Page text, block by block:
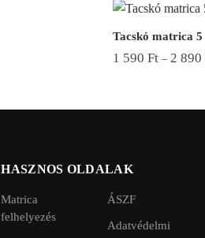
Tacskó matrica 5
1 590 Ft– 2 890
a
variációja
A
változatok
HASZNOS OLDALAK
Matrica
felhelyezés
ÁSZF
Adatvédelmi